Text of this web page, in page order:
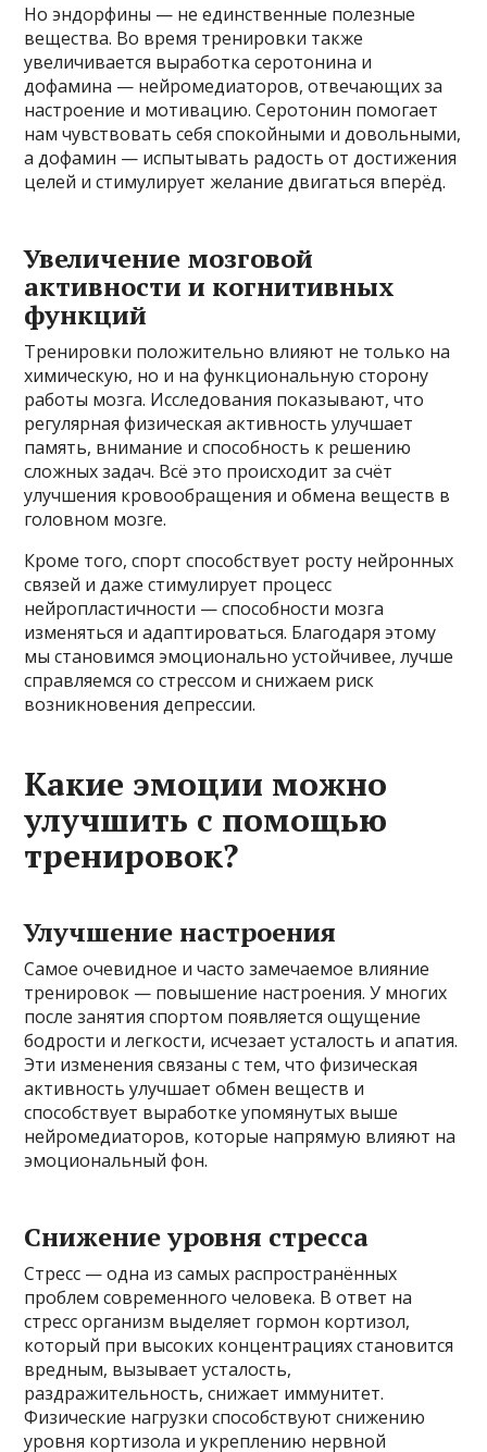
Но эндорфины — не единственные полезные
вещества. Во время тренировки также
увеличивается выработка серотонина и
дофамина — нейромедиаторов, отвечающих за
настроение и мотивацию. Серотонин помогает
нам чувствовать себя спокойными и довольными,
а дофамин — испытывать радость от достижения
целей и стимулирует желание двигаться вперёд.
Увеличение мозговой
активности и когнитивных
функций
Тренировки положительно влияют не только на
химическую, но и на функциональную сторону
работы мозга. Исследования показывают, что
регулярная физическая активность улучшает
память, внимание и способность к решению
сложных задач. Всё это происходит за счёт
улучшения кровообращения и обмена веществ в
головном мозге.
Кроме того, спорт способствует росту нейронных
связей и даже стимулирует процесс
нейропластичности — способности мозга
изменяться и адаптироваться. Благодаря этому
мы становимся эмоционально устойчивее, лучше
справляемся со стрессом и снижаем риск
возникновения депрессии.
Какие эмоции можно
улучшить с помощью
тренировок?
Улучшение настроения
Самое очевидное и часто замечаемое влияние
тренировок — повышение настроения. У многих
после занятия спортом появляется ощущение
бодрости и легкости, исчезает усталость и апатия.
Эти изменения связаны с тем, что физическая
активность улучшает обмен веществ и
способствует выработке упомянутых выше
нейромедиаторов, которые напрямую влияют на
эмоциональный фон.
Снижение уровня стресса
Стресс — одна из самых распространённых
проблем современного человека. В ответ на
стресс организм выделяет гормон кортизол,
который при высоких концентрациях становится
вредным, вызывает усталость,
раздражительность, снижает иммунитет.
Физические нагрузки способствуют снижению
уровня кортизола и укреплению нервной